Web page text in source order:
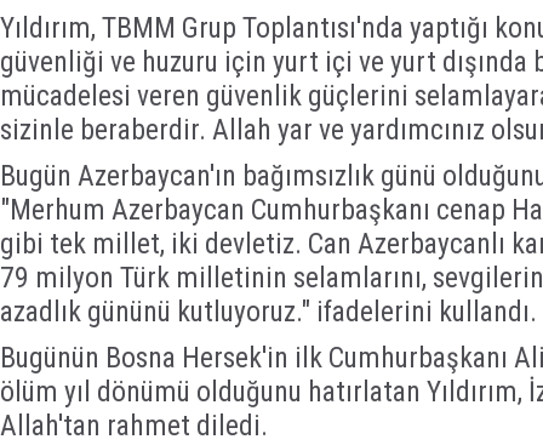
Yıldırım, TBMM Grup Toplantısı'nda yaptığı
güvenliği ve huzuru için yurt içi ve yurt dışında
mücadelesi veren güvenlik güçlerini
sizinle beraberdir. Allah yar ve yardımcınız
Bugün Azerbaycan'ın bağımsızlık günü
"Merhum Azerbaycan Cumhurbaşkanı cenap
gibi tek millet, iki devletiz. Can Azerbaycanlı
79 milyon Türk milletinin selamlarını,
azadlık gününü kutluyoruz." ifadelerini kullandı.
Bugünün Bosna Hersek'in ilk Cumhurbaşkanı
ölüm yıl dönümü olduğunu hatırlatan
Allah'tan rahmet diledi.